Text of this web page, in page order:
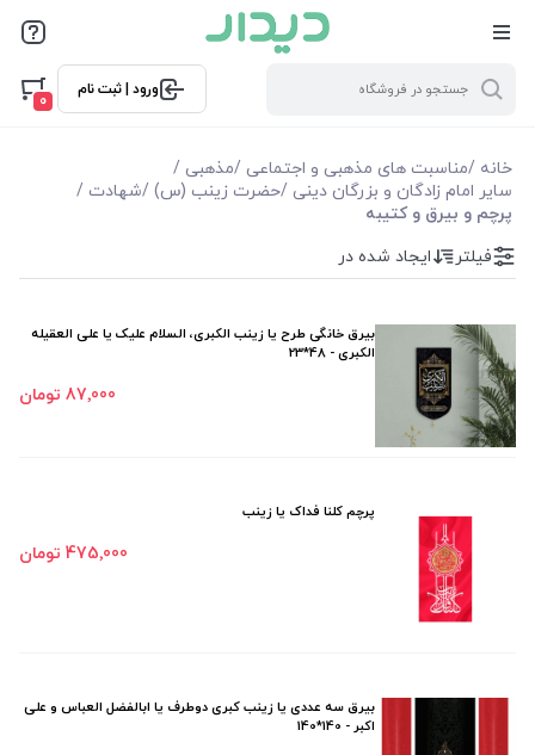
ورود | ثبت نام
0
خانه /مناسبت های مذهبی و اجتماعی /مذهبی /
سایر امام زادگان و بزرگان دینی /حضرت زینب (س) /شهادت /
پرچم و بیرق و کتیبه
فیلترها
موجودی
نمایش همه محصولات
فیلتر
ایجاد شده در
بیرق خانگی طرح یا زینب الکبری، السلام علیک یا علی العقیله
الکبری - 48*23
87٬000 تومان
پرچم کلنا فداک یا زینب
475٬000 تومان
بیرق سه عددی یا زینب کبری دوطرف یا ابالفضل العباس و علی
اکبر - 140*140